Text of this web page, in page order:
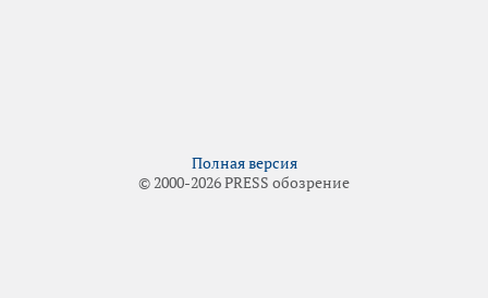
Полная версия
© 2000-2026 PRESS обозрение